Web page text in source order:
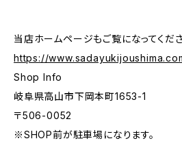
当店ホームページもご覧になってくださ
https://
Shop Info
岐阜県高山市下岡本町1653-1
〒506-0052
※SHOP前が駐車場になります。